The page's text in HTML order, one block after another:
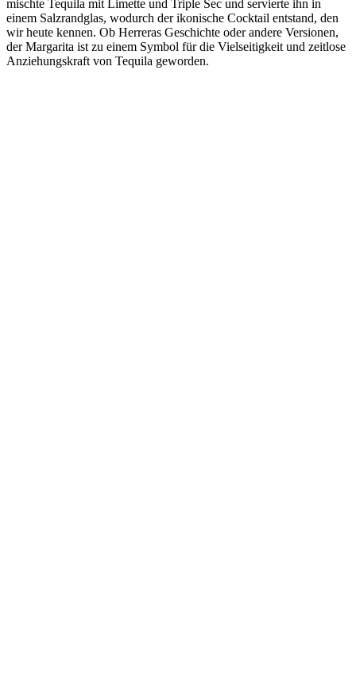
mischte Tequila mit Limette und Triple Sec und servierte ihn in
einem Salzrandglas, wodurch der ikonische Cocktail entstand, den
wir heute kennen. Ob Herreras Geschichte oder andere Versionen,
der Margarita ist zu einem Symbol für die Vielseitigkeit und zeitlose
Anziehungskraft von Tequila geworden.